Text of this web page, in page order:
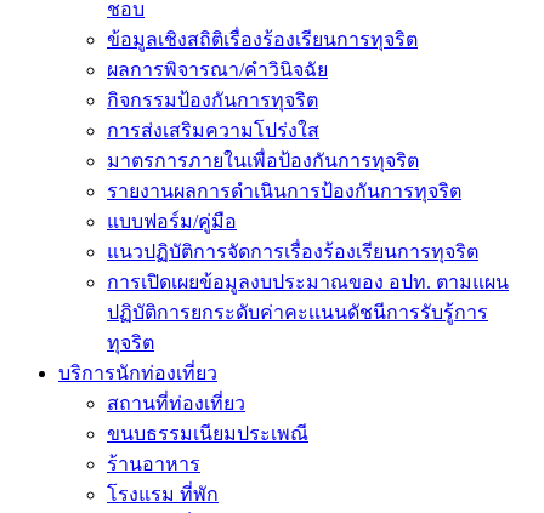
ชอบ
ข้อมูลเชิงสถิติเรื่องร้องเรียนการทุจริต
ผลการพิจารณา/คำวินิจฉัย
กิจกรรมป้องกันการทุจริต
การส่งเสริมความโปร่งใส
มาตรการภายในเพื่อป้องกันการทุจริต
รายงานผลการดำเนินการป้องกันการทุจริต
แบบฟอร์ม/คู่มือ
แนวปฏิบัติการจัดการเรื่องร้องเรียนการทุจริต
การเปิดเผยข้อมูลงบประมาณของ อปท. ตามแผน
ปฏิบัติการยกระดับค่าคะเเนนดัชนีการรับรู้การ
ทุจริต
บริการนักท่องเที่ยว
สถานที่ท่องเที่ยว
ขนบธรรมเนียมประเพณี
ร้านอาหาร
โรงแรม ที่พัก